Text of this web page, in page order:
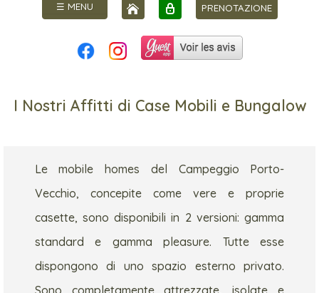
☰ MENU PRENOTAZIONE
I Nostri Affitti di Case Mobili e Bungalow
Le mobile homes del Campeggio Porto-
Vecchio, concepite come vere e proprie
casette, sono disponibili in 2 versioni: gamma
standard e gamma pleasure. Tutte esse
dispongono di uno spazio esterno privato.
Sono completamente attrezzate, isolate e